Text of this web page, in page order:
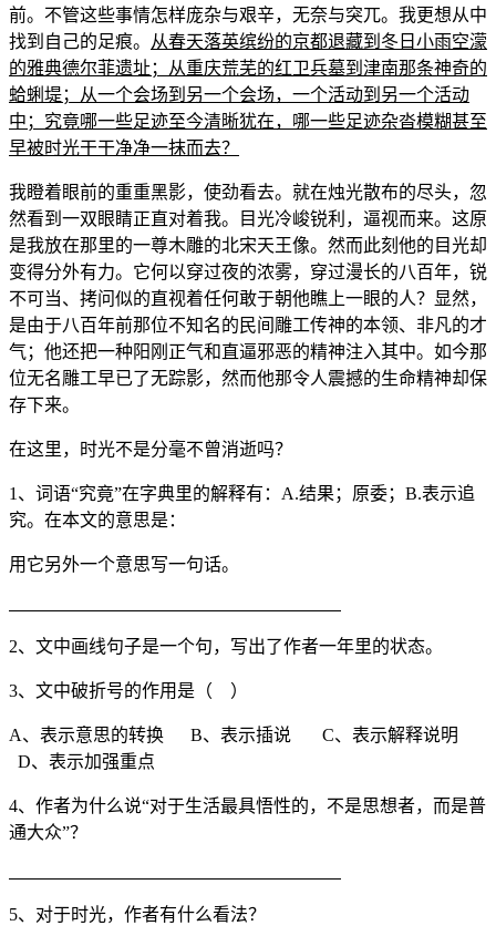
前。不管这些事情怎样庞杂与艰辛，无奈与突兀。我更想从中
找到自己的足痕。
从春天落英缤纷的京都退藏到冬日小雨空濛
的雅典德尔菲遗址；从重庆荒芜的红卫兵墓到津南那条神奇的
蛤蜊堤；从一个会场到另一个会场，一个活动到另一个活动
中；究竟哪一些足迹至今清晰犹在，哪一些足迹杂沓模糊甚至
早被时光干干净净一抹而去？
我瞪着眼前的重重黑影，使劲看去。就在烛光散布的尽头，忽
然看到一双眼睛正直对着我。目光冷峻锐利，逼视而来。这原
是我放在那里的一尊木雕的北宋天王像。然而此刻他的目光却
变得分外有力。它何以穿过夜的浓雾，穿过漫长的八百年，锐
不可当、拷问似的直视着任何敢于朝他瞧上一眼的人？显然，
是由于八百年前那位不知名的民间雕工传神的本领、非凡的才
气；他还把一种阳刚正气和直逼邪恶的精神注入其中。如今那
位无名雕工早已了无踪影，然而他那令人震撼的生命精神却保
存下来。
在这里，时光不是分毫不曾消逝吗？
1、词语“究竟”在字典里的解释有：A.结果；原委；B.表示追
究。在本文的意思是：
用它另外一个意思写一句话。
2、文中画线句子是一个句，写出了作者一年里的状态。
3、文中破折号的作用是（ ）
A、表示意思的转换 B、表示插说 C、表示解释说明
D、表示加强重点
4、作者为什么说“对于生活最具悟性的，不是思想者，而是普
通大众”？
5、对于时光，作者有什么看法？